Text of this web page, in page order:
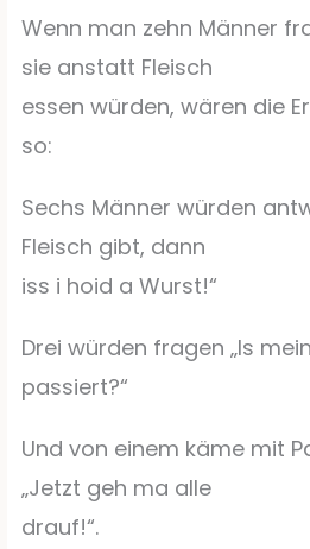
Wenn man zehn Männer
sie anstatt Fleisch
essen würden, wären die
so:
Sechs Männer würden
Fleisch gibt, dann
iss i hoid a Wurst!“
Drei würden fragen „Is
passiert?“
Und von einem käme mit
„Jetzt geh ma alle
drauf!“.